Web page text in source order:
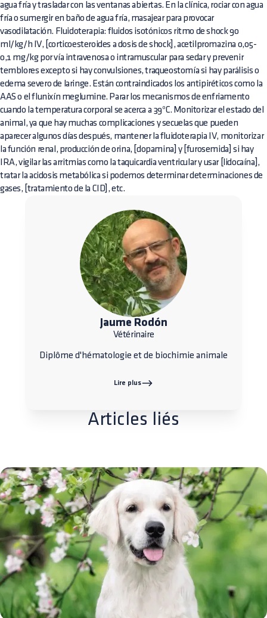
agua fría y trasladar con las ventanas abiertas. En la clínica, rociar con agua
fría o sumergir en baño de agua fría, masajear para provocar
vasodilatación. Fluidoterapia: fluidos isotónicos ritmo de shock 90
ml/kg/h IV, [corticoesteroides a dosis de shock], acetilpromazina 0,05-
0,1 mg/kg por vía intravenosa o intramuscular para sedar y prevenir
temblores excepto si hay convulsiones, traqueostomía si hay parálisis o
edema severo de laringe. Están contraindicados los antipiréticos como la
AAS o el flunixín meglumine. Parar los mecanismos de enfriamento
cuando la temperatura corporal se acerca a 39ºC. Monitorizar el estado del
animal, ya que hay muchas complicaciones y secuelas que pueden
aparecer algunos días después, mantener la fluidoterapia IV, monitorizar
la función renal, producción de orina, [dopamina] y [furosemida] si hay
IRA, vigilar las arritmias como la taquicardia ventricular y usar [lidocaína],
tratar la acidosis metabólica si podemos determinar determinaciones de
gases, [tratamiento de la CID], etc.
Jaume Rodón
Vétérinaire
Diplôme d'hématologie et de biochimie animale
Lire plus
Articles liés